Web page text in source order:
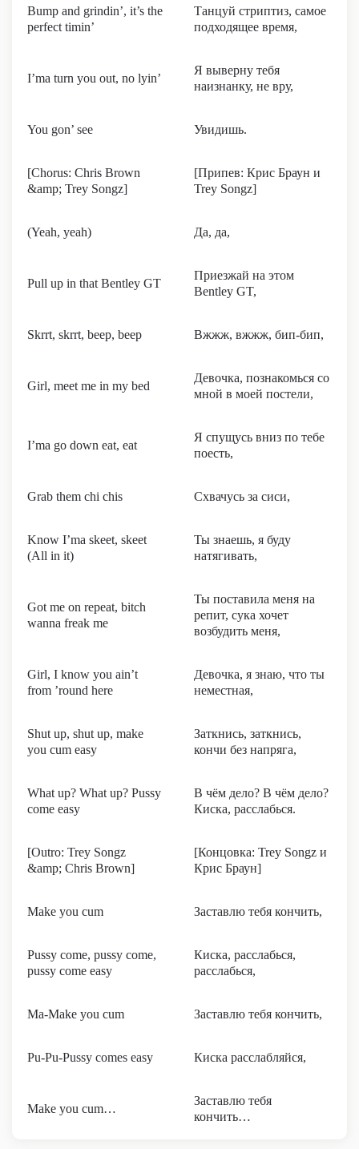
Bump and grindin’, it’s the
perfect timin’
Танцуй стриптиз, самое
подходящее время,
I’ma turn you out, no lyin’
Я выверну тебя
наизнанку, не вру,
You gon’ see Увидишь.
[Chorus: Chris Brown
&amp; Trey Songz]
[Припев: Крис Браун и
Trey Songz]
(Yeah, yeah) Да, да,
Pull up in that Bentley GT
Приезжай на этом
Bentley GT,
Skrrt, skrrt, beep, beep Вжжж, вжжж, бип-бип,
Girl, meet me in my bed
Девочка, познакомься со
мной в моей постели,
I’ma go down eat, eat
Я спущусь вниз по тебе
поесть,
Grab them chi chis Схвачусь за сиси,
Know I’ma skeet, skeet
(All in it)
Ты знаешь, я буду
натягивать,
Got me on repeat, bitch
wanna freak me
Ты поставила меня на
репит, сука хочет
возбудить меня,
Girl, I know you ain’t
from ’round here
Девочка, я знаю, что ты
неместная,
Shut up, shut up, make
you cum easy
Заткнись, заткнись,
кончи без напряга,
What up? What up? Pussy
come easy
В чём дело? В чём дело?
Киска, расслабься.
[Outro: Trey Songz
&amp; Chris Brown]
[Концовка: Trey Songz и
Крис Браун]
Make you cum Заставлю тебя кончить,
Pussy come, pussy come,
pussy come easy
Киска, расслабься,
расслабься,
Ma-Make you cum Заставлю тебя кончить,
Pu-Pu-Pussy comes easy Киска расслабляйся,
Make you cum…
Заставлю тебя
кончить…